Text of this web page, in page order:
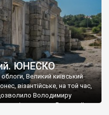
ЮНЕСКО
облоги, Великий київський
візантійське, на той час,
Володимиру
імператору Василю ІІ, та